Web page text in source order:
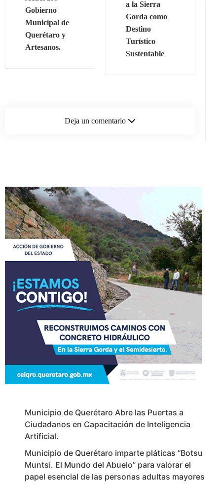
Gobierno
Municipal de
Querétaro y
Artesanos.
a la Sierra
Gorda como
Destino
Turístico
Sustentable
Deja un comentario
Municipio de Querétaro Abre las Puertas a
Ciudadanos en Capacitación de Inteligencia
Artificial.
Municipio de Querétaro imparte pláticas “Botsu
Muntsi. El Mundo del Abuelo” para valorar el
papel esencial de las personas adultas mayores